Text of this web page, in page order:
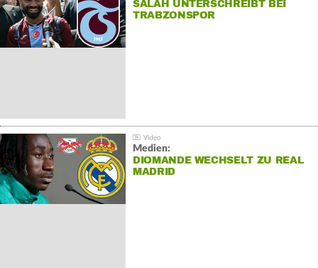
SALAH UNTERSCHREIBT BEI
TRABZONSPOR
Medien:
DIOMANDE WECHSELT ZU REAL
MADRID